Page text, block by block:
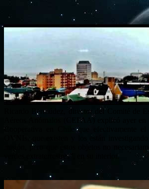
Ricardo Bermúdez, director del Comité de
Aéreos Anómalos (CEFAA) explicó ayer en
Cooperativa en Chile que efectivamente el
misión, pero que estos objetos no
verdes extraterrestres”, en su interior.